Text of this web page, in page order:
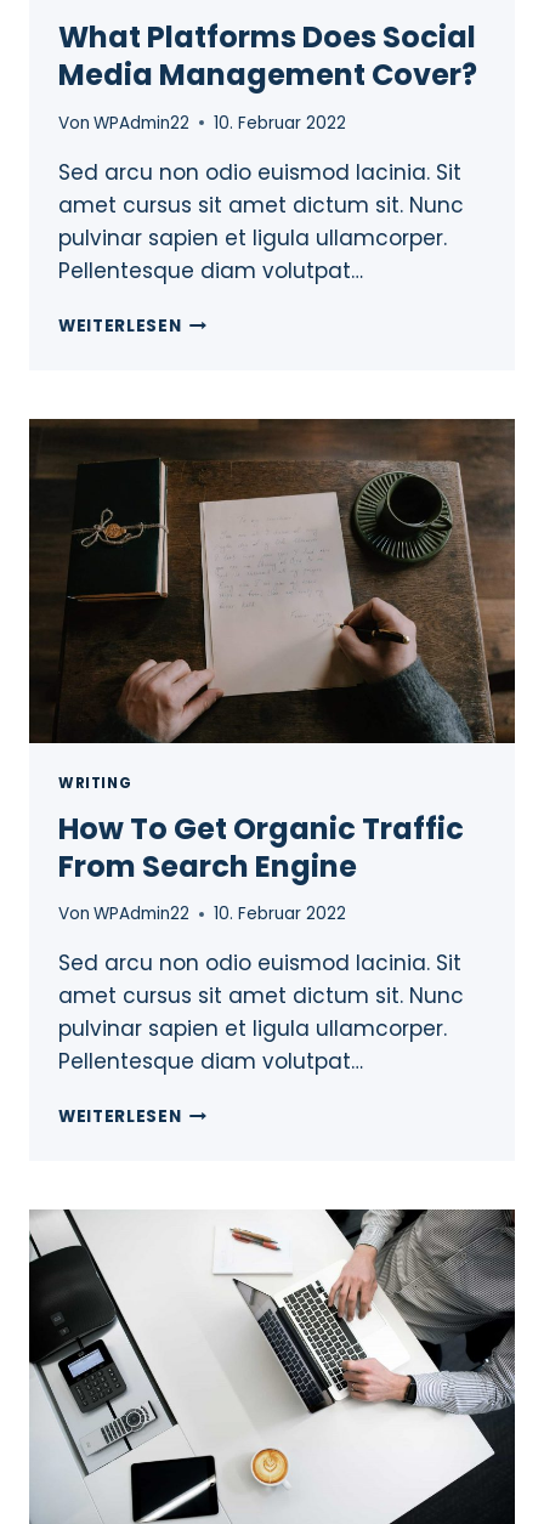
What Platforms Does Social
Media Management Cover?
Von WPAdmin22 10. Februar 2022
Sed arcu non odio euismod lacinia. Sit
amet cursus sit amet dictum sit. Nunc
pulvinar sapien et ligula ullamcorper.
Pellentesque diam volutpat…
WEITERLESEN
WRITING
How To Get Organic Traffic
From Search Engine
Von WPAdmin22 10. Februar 2022
Sed arcu non odio euismod lacinia. Sit
amet cursus sit amet dictum sit. Nunc
pulvinar sapien et ligula ullamcorper.
Pellentesque diam volutpat…
WEITERLESEN